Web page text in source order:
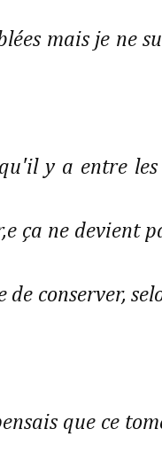
mais je ne
y a entre
ça ne devient
conserver,
que ce